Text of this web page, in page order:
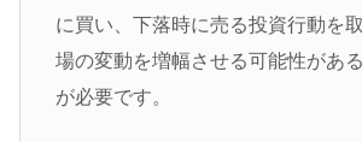
に買い、下落時に売る投資行動を
場の変動を増幅させる可能性があ
が必要です。